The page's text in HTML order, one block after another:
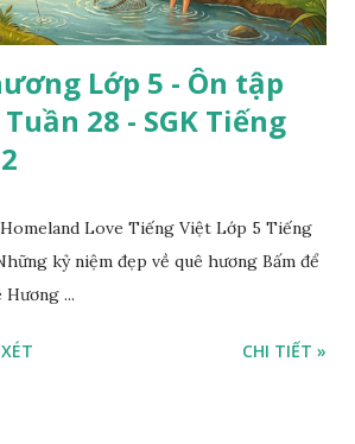
Lớp 5 - Ôn tập
28 - SGK Tiếng
Love Tiếng Việt Lớp 5 Tiếng
kỷ niệm đẹp về quê hương Bấm để
...
CHI TIẾT »